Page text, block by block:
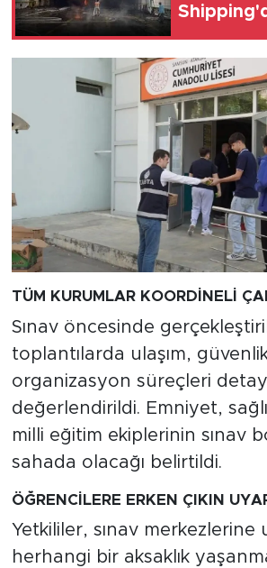
TÜM KURUMLAR KOORDİNELİ
Sınav öncesinde
toplantılarda ulaşım,
organizasyon süreçleri
değerlendirildi. Emniyet,
milli eğitim ekiplerinin sınav
sahada olacağı belirtildi.
ÖĞRENCİLERE ERKEN ÇIKIN
Yetkililer, sınav merkezlerine
herhangi bir aksaklık